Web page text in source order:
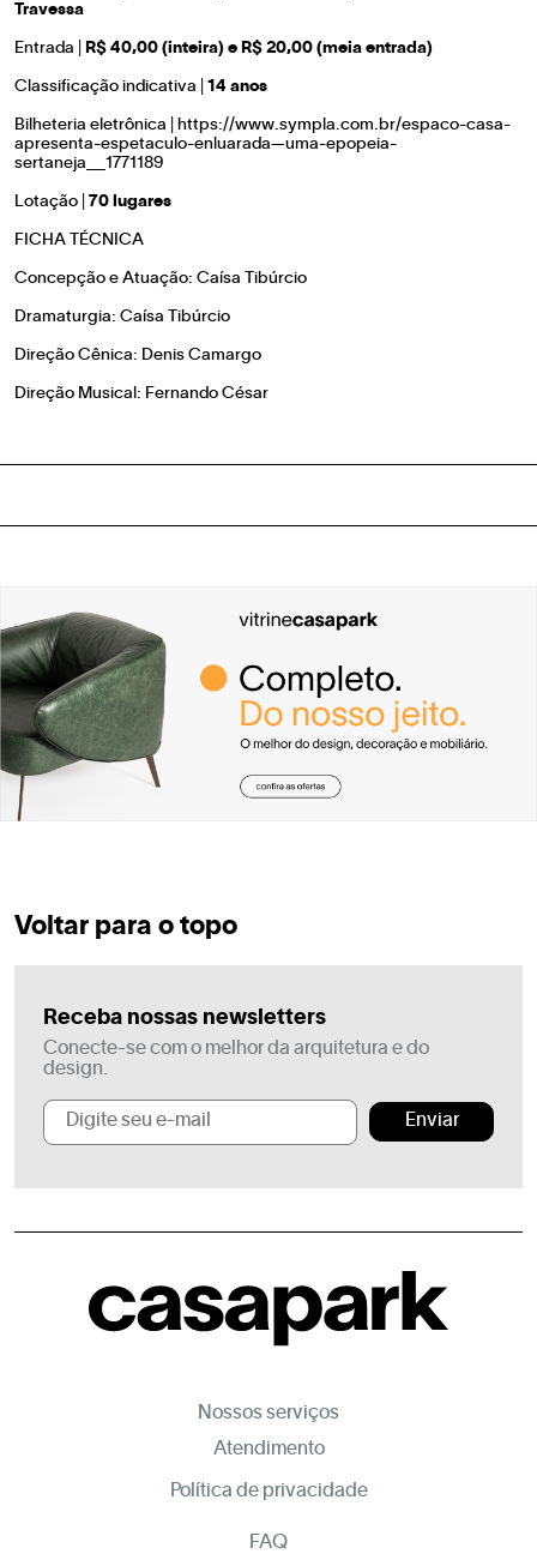
Travessa
Entrada | R$ 40,00 (inteira) e R$ 20,00 (meia entrada)
Classificação indicativa | 14 anos
Bilheteria eletrônica |
https://www.sympla.com.br/espaco-casa-
apresenta-espetaculo-enluarada—uma-epopeia-
sertaneja__1771189
Lotação | 70 lugares
FICHA TÉCNICA
Concepção e Atuação: Caísa Tibúrcio
Dramaturgia: Caísa Tibúrcio
Direção Cênica: Denis Camargo
Direção Musical: Fernando César
Voltar para o topo
Receba nossas newsletters
Conecte-se com o melhor da arquitetura e do
design.
Enviar
Nossos serviços
Atendimento
Política de privacidade
FAQ